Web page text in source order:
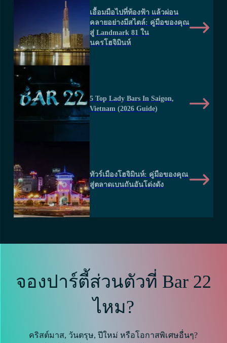
เอื้อมมือไปที่ท้องฟ้า แล้วผ่อน
คลายอย่างมีสไตล์: คู่มือของคุณ
สู่ Landmark 81 ใน
นครโฮจิมินห์
5 Top Lady Bars In Saigon,
Vietnam (2026 Guide)
ทัวร์เมืองโฮจิมินห์: คู่มือของคุณ
สู่ตลาดเบนถันอันโด่งดัง
จองปาร์ตี้ส่วนตัวที่ Bar 22
ไหม?
คริสต์มาส, วันตรุษ, ปีใหม่ หรือโอกาสพิเศษอื่นๆ?